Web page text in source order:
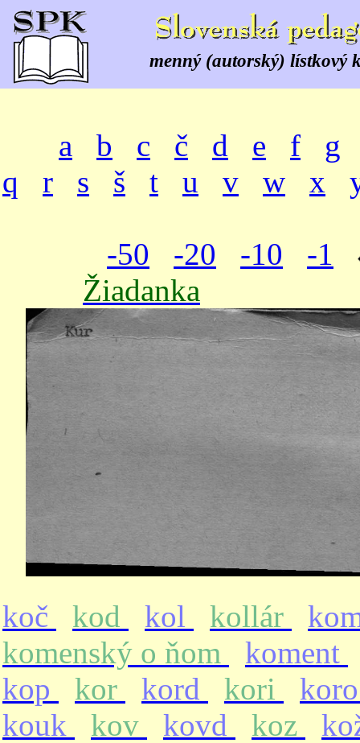
menný (autorský) lístkový
a b c č d e f
g
q
r s š t u v w x
-50 -20 -10
-1
Žiadanka
koč kod kol kollár
komenský o ňom
koment
kop
kor kord kori
kouk
kov kovd koz